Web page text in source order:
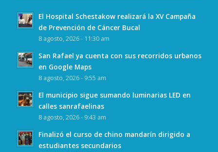
El Hospital Schestakow realizará la XV Campaña
de Prevención de Cáncer Bucal
8 agosto, 2026 - 11:30 am
San Rafael ya cuenta con sus recorridos urbanos
en Google Maps
8 agosto, 2026 - 9:55 am
El municipio sigue sumando luminarias LED en
calles sanrafaelinas
8 agosto, 2026 - 9:43 am
Finalizó el curso de chino mandarín dirigido a
estudiantes secundarios